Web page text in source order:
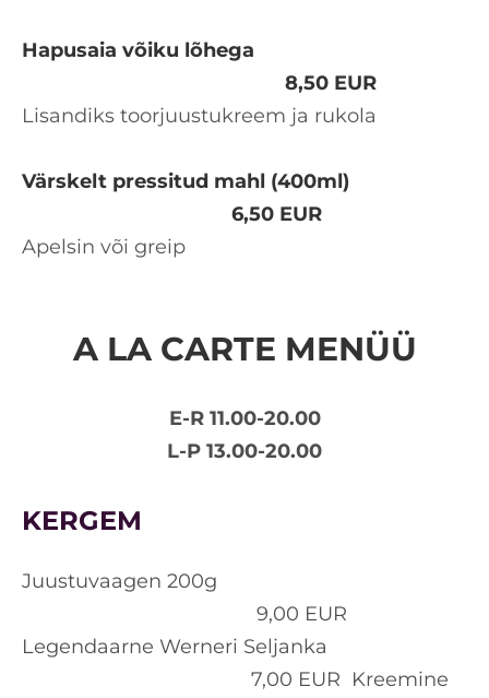
Hapusaia võiku lõhega
8,50 EUR
Lisandiks toorjuustukreem ja rukola
Värskelt pressitud mahl (400ml)
6,50 EUR
Apelsin või greip
A LA CARTE MENÜÜ
E-R 11.00-20.00
L-P 13.00-20.00
KERGEM
Juustuvaagen 200g
9,00 EUR
Legendaarne Werneri Seljanka
7,00 EUR Kreemine